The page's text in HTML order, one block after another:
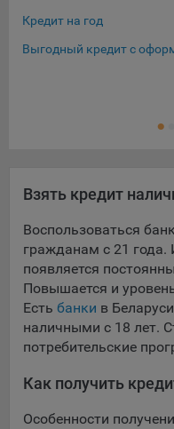
Кредит на год
Выгодный кредит с
Взять кредит
Воспользоваться
гражданам с 21 года.
появляется
Повышается и
Есть банки в
наличными с 18 лет.
потребительские
Как получить
Особенности